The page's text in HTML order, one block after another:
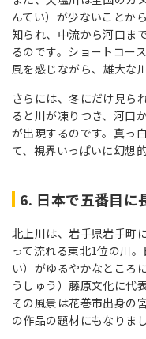
んてい）が少ないことか
知られ、中流から河口ま
るのです。ショートコー
風を感じながら、雄大な
さらには、冬にだけ見ら
ると川が凍りつき、河口
が出現するのです。真っ
て、視界いっぱいに幻想
6. 日本で五番目に
北上川は、岩手県岩手町
って流れる東北1位の川
い）がゆるやかなところ
うしゅう）藤原文化に代
その風景は花巻市出身の
の作品の題材にもなりまし